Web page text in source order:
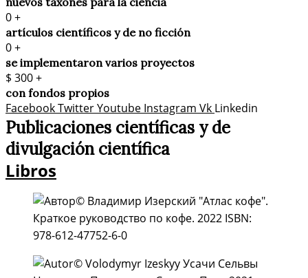
0+
artículos científicos y de no ficción
0+
se implementaron varios proyectos
$ 300+
con fondos propios
FacebookTwitterYoutube Instagram Vk Linkedin
Publicaciones científicas y de
divulgación científica​
Libros